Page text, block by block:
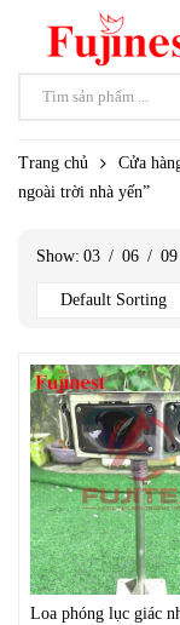
Trang chủ Cửa
ngoài trời nhà yến”
Show: 03 / 06 / 09
Loa phóng lục giác